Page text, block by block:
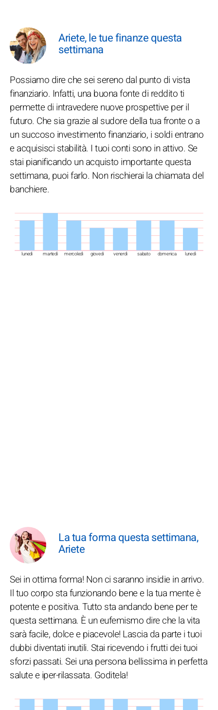
Ariete, le tue finanze questa
settimana
lunedì martedì mercoledì giovedì venerdì sabato domenica lunedì
Possiamo dire che sei sereno dal punto di vista
finanziario. Infatti, una buona fonte di reddito ti
permette di intravedere nuove prospettive per il
futuro. Che sia grazie al sudore della tua fronte o a
un succoso investimento finanziario, i soldi entrano
e acquisisci stabilità. I tuoi conti sono in attivo. Se
stai pianificando un acquisto importante questa
settimana, puoi farlo. Non rischierai la chiamata del
banchiere.
La tua forma questa settimana,
Ariete
Sei in ottima forma! Non ci saranno insidie in arrivo.
Il tuo corpo sta funzionando bene e la tua mente è
potente e positiva. Tutto sta andando bene per te
questa settimana. È un eufemismo dire che la vita
sarà facile, dolce e piacevole! Lascia da parte i tuoi
dubbi diventati inutili. Stai ricevendo i frutti dei tuoi
sforzi passati. Sei una persona bellissima in perfetta
salute e iper-rilassata. Goditela!